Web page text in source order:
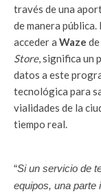
través de una
de manera
acceder a Waze
Store, significa un
datos a este
tecnológica para
vialidades de la
tiempo real.
“Si un servicio de
equipos, una parte